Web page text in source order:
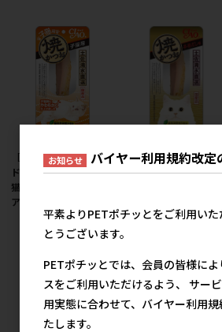
［いなばペットフー
ド］CIAO 焼かつお 子
猫用 1本【メーカーフェ
ア10】
参考上代
179円
［いなばペットフー
ド］CIAO 焼かつお 本
参考上代
179
お知らせ バイヤー利用規約改定
平素よりPETポチッとをご利用い
とうございます。
PETポチッとでは、会員の皆様に
スをご利用いただけるよう、 サー
用実態に合わせて、バイヤー利用
たします。